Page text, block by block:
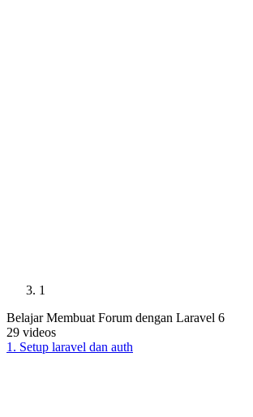
1
Belajar Membuat Forum dengan Laravel 6
29 videos
1 . Setup laravel dan auth